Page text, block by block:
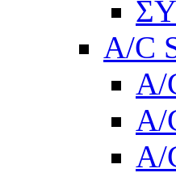
A/C
A/
A/
A/